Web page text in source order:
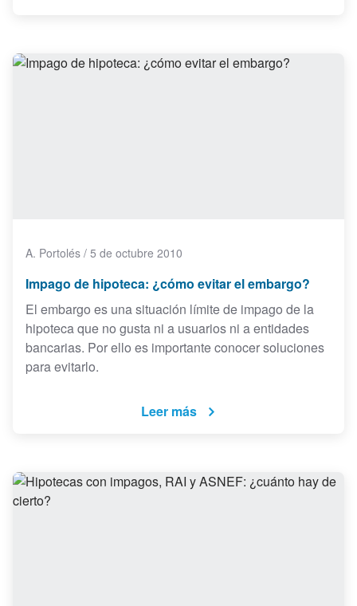
A. Portolés / 5 de octubre 2010
Impago de hipoteca: ¿cómo evitar el embargo?
El embargo es una situación límite de impago de la
hipoteca que no gusta ni a usuarios ni a entidades
bancarias. Por ello es importante conocer soluciones
para evitarlo.
Leer más